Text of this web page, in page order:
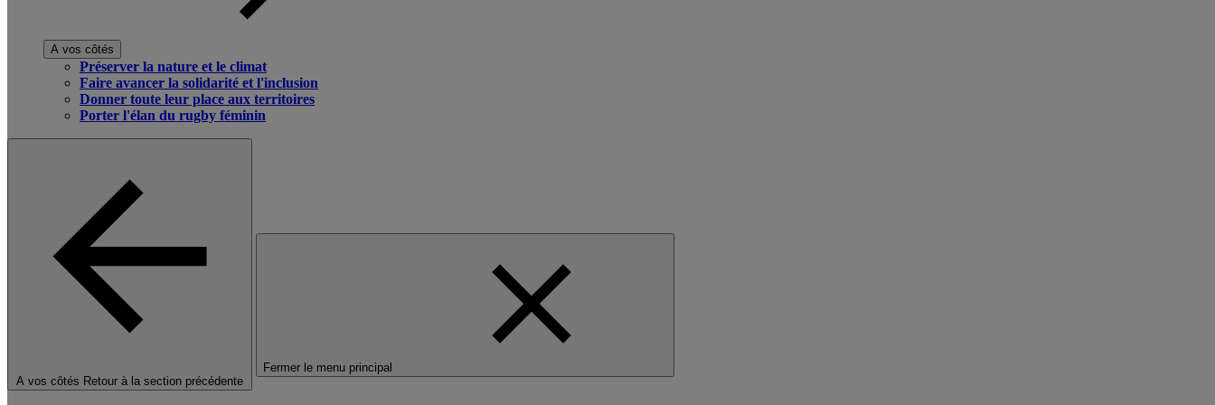
A vos côtés
Préserver la nature et le climat
Faire avancer la solidarité et l'inclusion
Donner toute leur place aux territoires
Porter l'élan du rugby féminin
A vos côtés Retour à la section précédente
Fermer le menu principal